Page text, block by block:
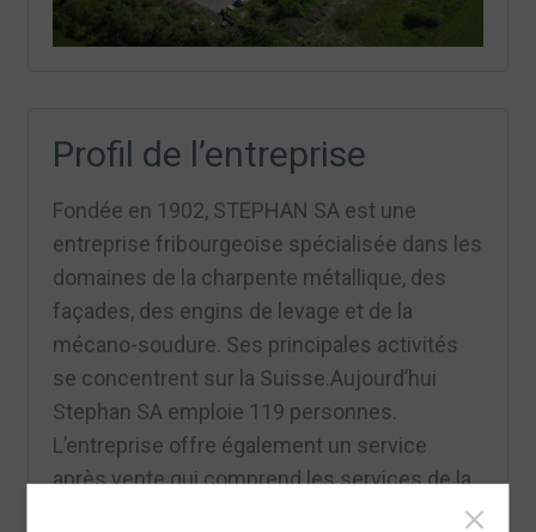
Profil de l’entreprise
Fondée en 1902, STEPHAN SA est une
entreprise fribourgeoise spécialisée dans les
domaines de la charpente métallique, des
façades, des engins de levage et de la
mécano-soudure. Ses principales activités
se concentrent sur la Suisse.Aujourd’hui
Stephan SA emploie 119 personnes.
L’entreprise offre également un service
après vente qui comprend les services de la
maintenance, du dépannage, de la formation